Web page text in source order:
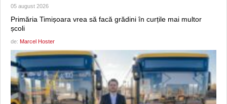
05 august 2026
Primăria Timișoara vrea să facă grădini în curțile mai multor
școli
de: Marcel Hoster